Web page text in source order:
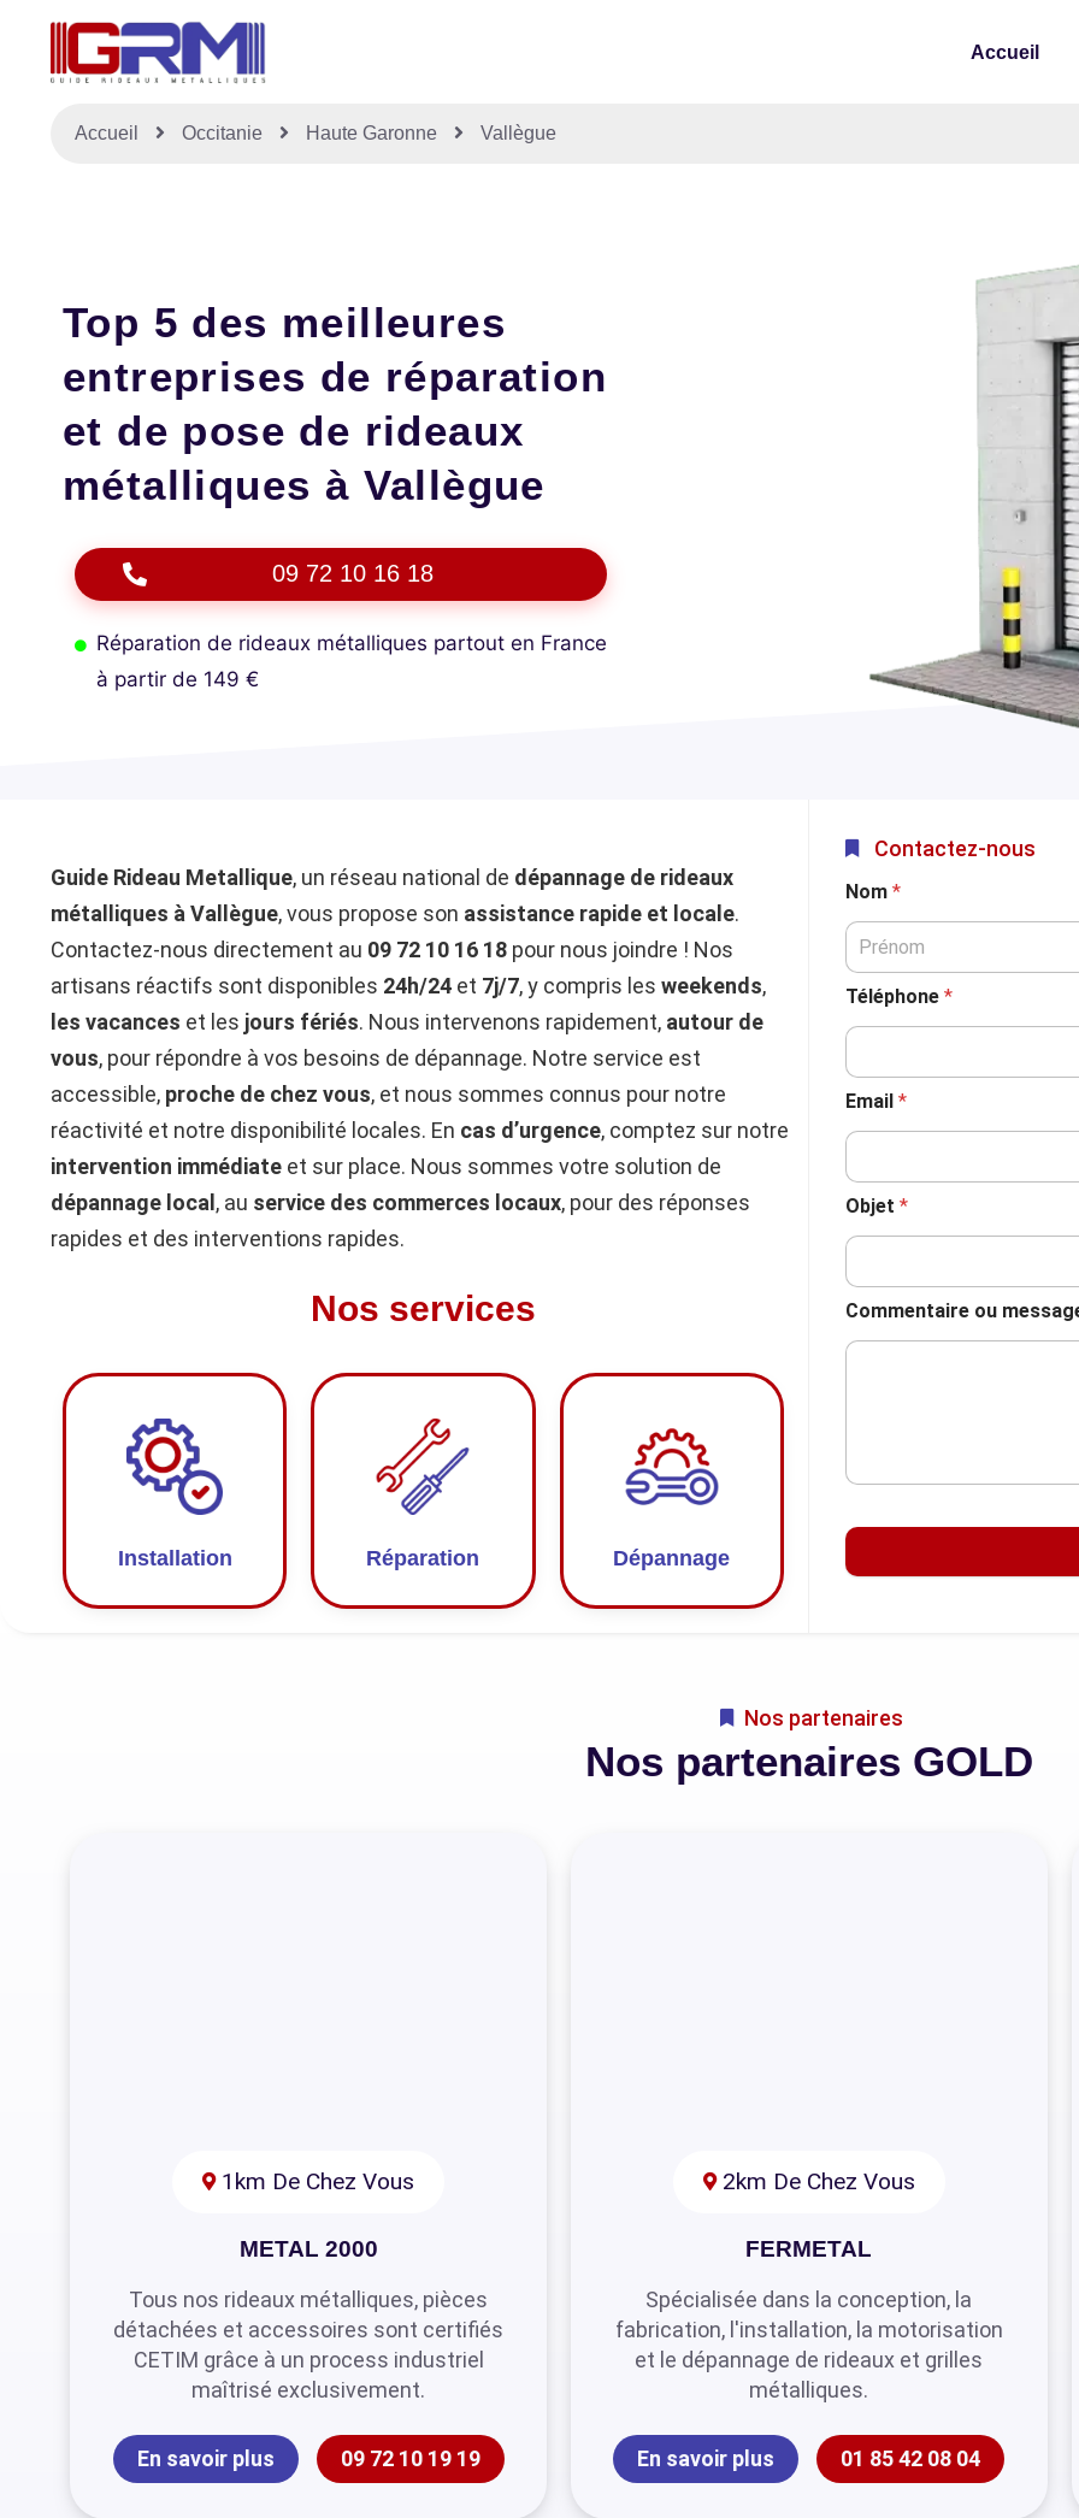
Accueil
Accueil Occitanie Haute Garonne Vallègue
Top 5 des meilleures
entreprises de réparation
et de pose de rideaux
métalliques à Vallègue
09 72 10 16 18
Réparation de rideaux métalliques partout en France
à partir de 149 €
Guide Rideau Metallique, un réseau national de dépannage de rideaux
métalliques à Vallègue, vous propose son assistance rapide et locale.
Contactez-nous directement au 09 72 10 16 18 pour nous joindre ! Nos
artisans réactifs sont disponibles 24h/24 et 7j/7, y compris les weekends,
les vacances et les jours fériés. Nous intervenons rapidement, autour de
vous, pour répondre à vos besoins de dépannage. Notre service est
accessible, proche de chez vous, et nous sommes connus pour notre
réactivité et notre disponibilité locales. En cas d’urgence, comptez sur notre
intervention immédiate et sur place. Nous sommes votre solution de
dépannage local, au service des commerces locaux, pour des réponses
rapides et des interventions rapides.
Nos services
Installation Réparation Dépannage
Contactez-nous
Nom *
Téléphone *
Email *
Objet *
Commentaire ou
Nos partenaires
Nos partenaires GOLD
1km De Chez Vous
METAL 2000
Tous nos rideaux métalliques, pièces
détachées et accessoires sont certifiés
CETIM grâce à un process industriel
maîtrisé exclusivement.
En savoir plus 09 72 10 19 19
2km De Chez Vous
FERMETAL
Spécialisée dans la conception, la
fabrication, l'installation, la motorisation
et le dépannage de rideaux et grilles
métalliques.
En savoir plus 01 85 42 08 04